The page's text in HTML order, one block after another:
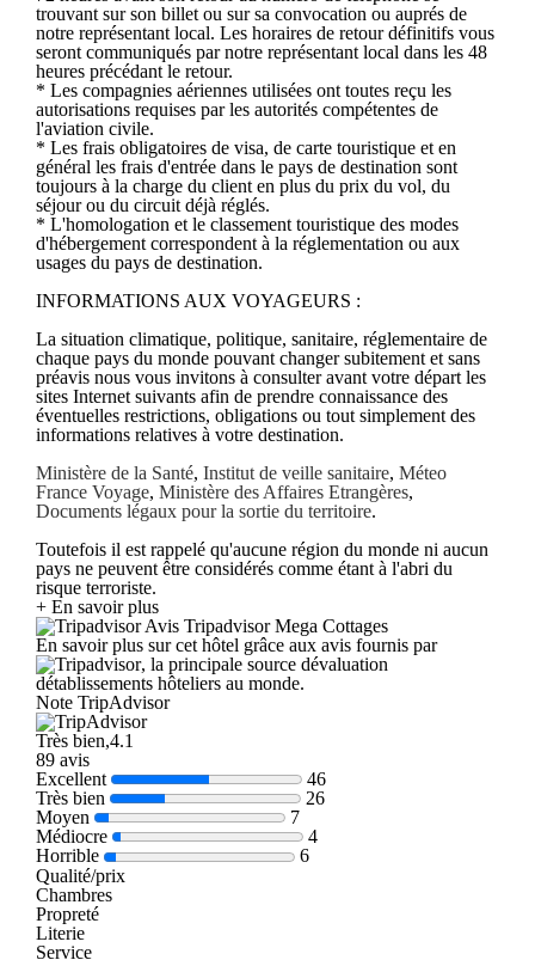
trouvant sur son billet ou sur sa convocation ou auprés de
notre représentant local. Les horaires de retour définitifs vous
seront communiqués par notre représentant local dans les 48
heures précédant le retour.
* Les compagnies aériennes utilisées ont toutes reçu les
autorisations requises par les autorités compétentes de
l'aviation civile.
* Les frais obligatoires de visa, de carte touristique et en
général les frais d'entrée dans le pays de destination sont
toujours à la charge du client en plus du prix du vol, du
séjour ou du circuit déjà réglés.
* L'homologation et le classement touristique des modes
d'hébergement correspondent à la réglementation ou aux
usages du pays de destination.
INFORMATIONS AUX VOYAGEURS :
La situation climatique, politique, sanitaire, réglementaire de
chaque pays du monde pouvant changer subitement et sans
préavis nous vous invitons à consulter avant votre départ les
sites Internet suivants afin de prendre connaissance des
éventuelles restrictions, obligations ou tout simplement des
informations relatives à votre destination.
Ministère de la Santé, Institut de veille sanitaire, Méteo
France Voyage, Ministère des Affaires Etrangères,
Documents légaux pour la sortie du territoire.
Toutefois il est rappelé qu'aucune région du monde ni aucun
pays ne peuvent être considérés comme étant à l'abri du
risque terroriste.
+ En savoir plus
Avis Tripadvisor Mega Cottages
En savoir plus sur cet hôtel grâce aux avis fournis par
, la principale source dévaluation
détablissements hôteliers au monde.
Note TripAdvisor
Très bien,4.1
89 avis
Excellent
46
Très bien
26
Moyen
7
Médiocre
4
Horrible
6
Qualité/prix
Chambres
Propreté
Literie
Service